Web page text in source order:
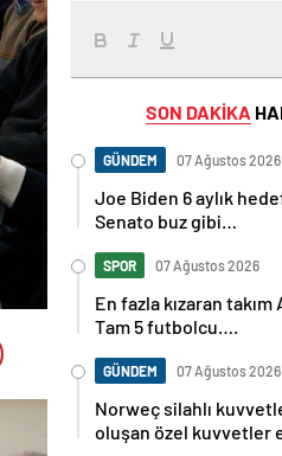
SON DAKİKA
GÜNDEM 07 Ağustos 2026
Joe Biden 6 aylık
Senato buz gibi…
SPOR 07 Ağustos 2026
En fazla kızaran
Tam 5 futbolcu….
GÜNDEM 07 Ağustos 2026
Norweç silahlı
oluşan özel kuvvetler